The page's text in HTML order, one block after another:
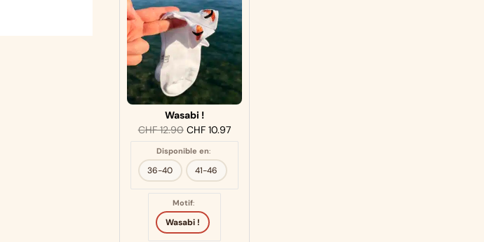
Wasabi !
CHF12.90 CHF10.97
Disponible en:
36-40 41-46
Motif:
Wasabi !